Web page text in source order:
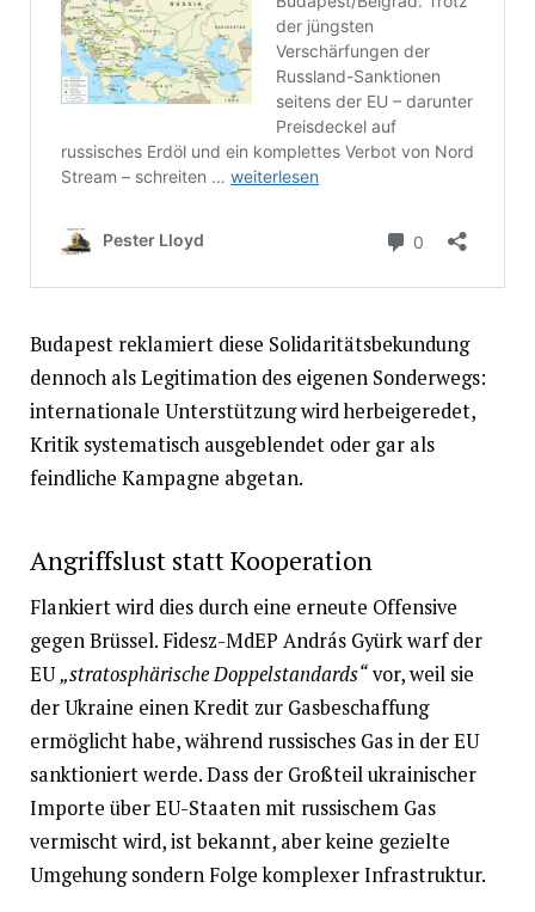
Budapest reklamiert diese Solidaritätsbekundung
dennoch als Legitimation des eigenen Sonderwegs:
internationale Unterstützung wird herbeigeredet,
Kritik systematisch ausgeblendet oder gar als
feindliche Kampagne abgetan.
Angriffslust statt Kooperation
Flankiert wird dies durch eine erneute Offensive
gegen Brüssel. Fidesz-MdEP András Gyürk warf der
EU„stratosphärische Doppelstandards“vor, weil sie
der Ukraine einen Kredit zur Gasbeschaffung
ermöglicht habe, während russisches Gas in der EU
sanktioniert werde. Dass der Großteil ukrainischer
Importe über EU-Staaten mit russischem Gas
vermischt wird, ist bekannt, aber keine gezielte
Umgehung sondern Folge komplexer Infrastruktur.